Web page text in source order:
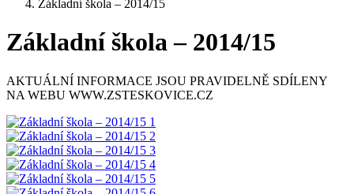
Základní škola – 2014/15
Základní škola – 2014/15
AKTUÁLNÍ INFORMACE JSOU PRAVIDELNĚ SDÍLENY
NA WEBU WWW.ZSTESKOVICE.CZ